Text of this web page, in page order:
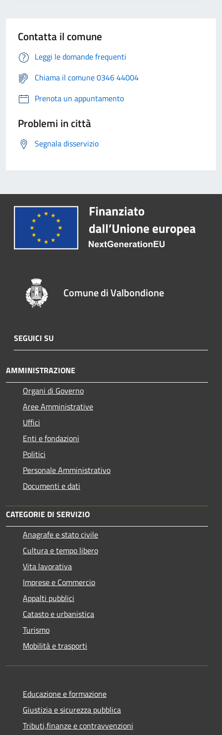
Contatta il comune
Leggi le domande frequenti
Chiama il comune 0346 44004
Prenota un appuntamento
Problemi in città
Segnala disservizio
Comune di Valbondione
SEGUICI SU
AMMINISTRAZIONE
Organi di Governo
Aree Amministrative
Uffici
Enti e fondazioni
Politici
Personale Amministrativo
Documenti e dati
CATEGORIE DI SERVIZIO
Anagrafe e stato civile
Cultura e tempo libero
Vita lavorativa
Imprese e Commercio
Appalti pubblici
Catasto e urbanistica
Turismo
Mobilità e trasporti
Educazione e formazione
Giustizia e sicurezza pubblica
Tributi,finanze e contravvenzioni